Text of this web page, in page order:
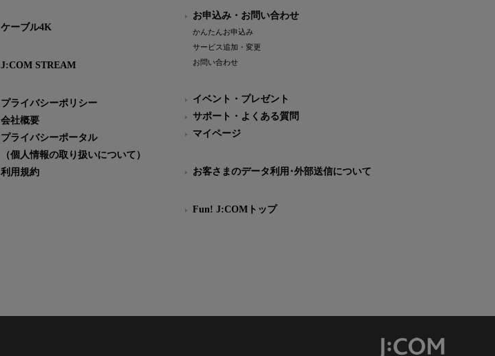
ケーブル4K
J:COM STREAM
プライバシーポリシー
会社概要
プライバシーポータル
（個人情報の取り扱いについて）
利用規約
お申込み・お問い合わせ
かんたんお申込み
サービス追加・変更
お問い合わせ
イベント・プレゼント
サポート・よくある質問
マイページ
お客さまのデータ利用･外部送信について
Fun! J:COMトップ